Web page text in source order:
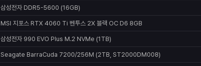
삼성전자 DDR5-5600 (16GB)
MSI 지포스 RTX 4060 Ti 벤투스 2X 블랙 OC D6 8GB
삼성전자 990 EVO Plus M.2 NVMe (1TB)
Seagate BarraCuda 7200/256M (2TB, ST2000DM008)